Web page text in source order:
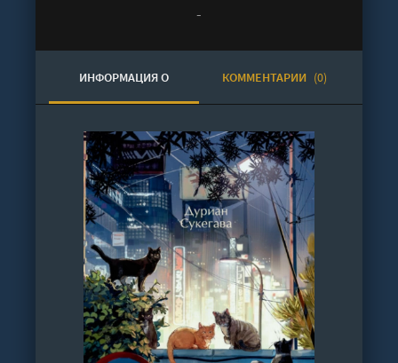
-
ИНФОРМАЦИЯ О
АУДИОКНИГЕ
КОММЕНТАРИИ (0)